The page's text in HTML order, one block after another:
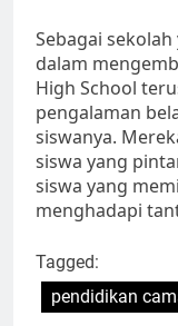
Sebagai
dalam
High School
pengalaman
siswanya.
siswa yang
siswa yang
menghadapi
Tagged:
pendidikan